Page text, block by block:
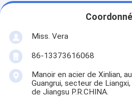
Miss. Vera
86-13373616068
Manoir en acier de Xinlian,
Guangrui, secteur de
de Jiangsu P.R.CHINA.